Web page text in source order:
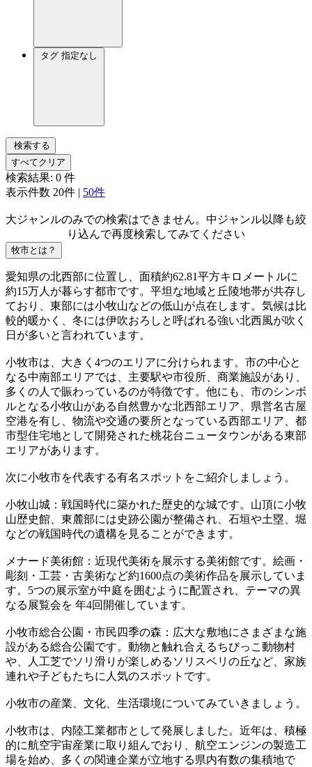
タグ 指定なし
検索する
すべてクリア
検索結果: 0 件
表示件数 20件 | 50件
大ジャンルのみでの検索はできません。中ジャンル以降も絞
り込んで再度検索してみてください
牧市とは？
愛知県の北西部に位置し、面積約62.81平方キロメートルに
約15万人が暮らす都市です。平坦な地域と丘陵地帯が共存し
ており、東部には小牧山などの低山が点在します。気候は比
較的暖かく、冬には伊吹おろしと呼ばれる強い北西風が吹く
日が多いと言われています。
小牧市は、大きく4つのエリアに分けられます。市の中心と
なる中南部エリアでは、主要駅や市役所、商業施設があり、
多くの人で賑わっているのが特徴です。他にも、市のシンボ
ルとなる小牧山がある自然豊かな北西部エリア、県営名古屋
空港を有し、物流や交通の要所となっている西部エリア、都
市型住宅地として開発された桃花台ニュータウンがある東部
エリアがあります。
次に小牧市を代表する有名スポットをご紹介しましょう。
小牧山城：戦国時代に築かれた歴史的な城です。山頂に小牧
山歴史館、東麓部には史跡公園が整備され、石垣や土塁、堀
などの戦国時代の遺構を見ることができます。
メナード美術館：近現代美術を展示する美術館です。絵画・
彫刻・工芸・古美術など約1600点の美術作品を展示していま
す。5つの展示室が中庭を囲むように配置され、テーマの異
なる展覧会を 年4回開催しています。
小牧市総合公園・市民四季の森：広大な敷地にさまざまな施
設がある総合公園です。動物と触れ合えるちびっこ動物村
や、人工芝でソリ滑りが楽しめるソリスベリの丘など、家族
連れや子どもたちに人気のスポットです。
小牧市の産業、文化、生活環境についてみていきましょう。
小牧市は、内陸工業都市として発展しました。近年は、積極
的に航空宇宙産業に取り組んでおり、航空エンジンの製造工
場を始め、多くの関連企業が立地する県内有数の集積地で